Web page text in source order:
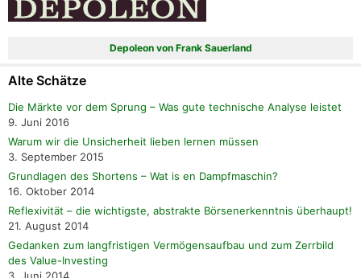
Depoleon von Frank Sauerland
Alte Schätze
Die Märkte vor dem Sprung – Was gute technische Analyse leistet
9. Juni 2016
Warum wir die Unsicherheit lieben lernen müssen
3. September 2015
Grundlagen des Shortens – Wat is en Dampfmaschin?
16. Oktober 2014
Reflexivität – die wichtigste, abstrakte Börsenerkenntnis überhaupt!
21. August 2014
Gedanken zum langfristigen Vermögensaufbau und zum Zerrbild
des Value-Investing
3. Juni 2014